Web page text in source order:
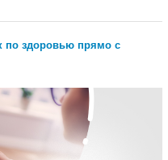
по здоровью прямо с